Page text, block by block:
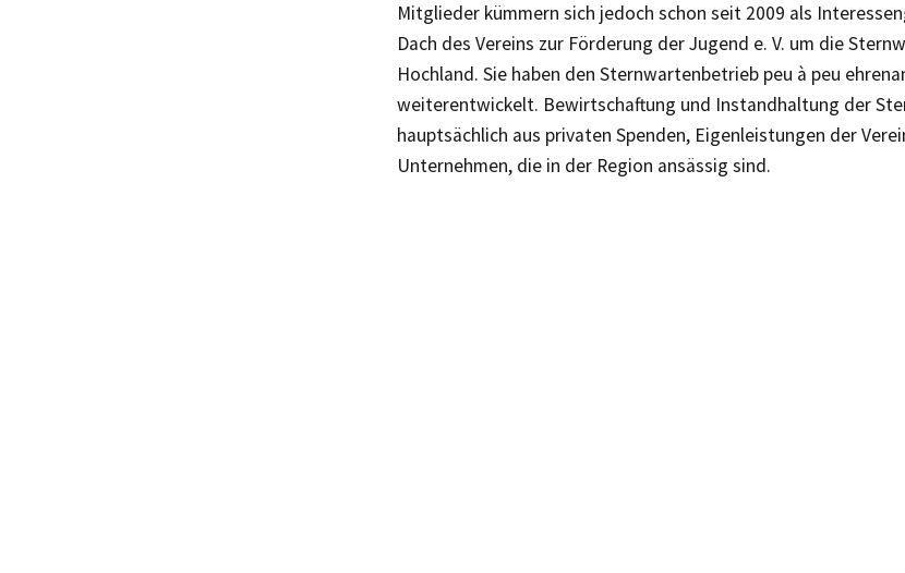
Mitglieder kümmern sich jedoch schon seit 2009 als
Dach des Vereins zur Förderung der Jugend e. V. um die
Hochland. Sie haben den Sternwartenbetrieb peu à peu
weiterentwickelt. Bewirtschaftung und Instandhaltung der
hauptsächlich aus privaten Spenden, Eigenleistungen der
Unternehmen, die in der Region ansässig sind.